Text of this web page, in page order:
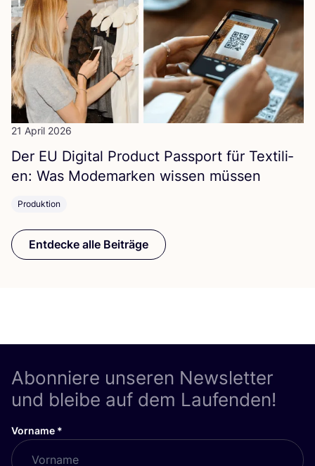
21 April 2026
Der EU Digi­tal Pro­duct Pass­port für Tex­ti­li­
en: Was Mode­mar­ken wis­sen müssen
Produktion
Entdecke alle Beiträge
Abonniere unseren Newsletter
und bleibe auf dem Laufenden!
Vorname *